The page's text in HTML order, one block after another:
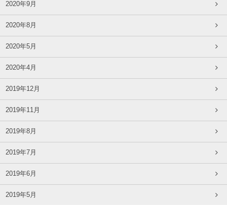
2020年9月
2020年8月
2020年5月
2020年4月
2019年12月
2019年11月
2019年8月
2019年7月
2019年6月
2019年5月